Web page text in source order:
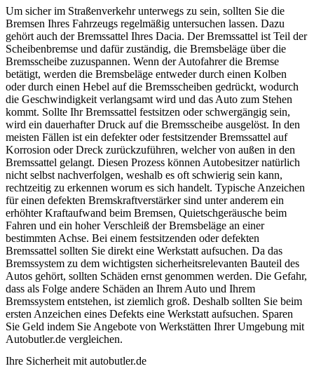
Um sicher im Straßenverkehr unterwegs zu sein, sollten Sie die
Bremsen Ihres Fahrzeugs regelmäßig untersuchen lassen. Dazu
gehört auch der Bremssattel Ihres Dacia. Der Bremssattel ist Teil der
Scheibenbremse und dafür zuständig, die Bremsbeläge über die
Bremsscheibe zuzuspannen. Wenn der Autofahrer die Bremse
betätigt, werden die Bremsbeläge entweder durch einen Kolben
oder durch einen Hebel auf die Bremsscheiben gedrückt, wodurch
die Geschwindigkeit verlangsamt wird und das Auto zum Stehen
kommt. Sollte Ihr Bremssattel festsitzen oder schwergängig sein,
wird ein dauerhafter Druck auf die Bremsscheibe ausgelöst. In den
meisten Fällen ist ein defekter oder festsitzender Bremssattel auf
Korrosion oder Dreck zurückzuführen, welcher von außen in den
Bremssattel gelangt. Diesen Prozess können Autobesitzer natürlich
nicht selbst nachverfolgen, weshalb es oft schwierig sein kann,
rechtzeitig zu erkennen worum es sich handelt. Typische Anzeichen
für einen defekten Bremskraftverstärker sind unter anderem ein
erhöhter Kraftaufwand beim Bremsen, Quietschgeräusche beim
Fahren und ein hoher Verschleiß der Bremsbeläge an einer
bestimmten Achse. Bei einem festsitzenden oder defekten
Bremssattel sollten Sie direkt eine Werkstatt aufsuchen. Da das
Bremssystem zu dem wichtigsten sicherheitsrelevanten Bauteil des
Autos gehört, sollten Schäden ernst genommen werden. Die Gefahr,
dass als Folge andere Schäden an Ihrem Auto und Ihrem
Bremssystem entstehen, ist ziemlich groß. Deshalb sollten Sie beim
ersten Anzeichen eines Defekts eine Werkstatt aufsuchen. Sparen
Sie Geld indem Sie Angebote von Werkstätten Ihrer Umgebung mit
Autobutler.de vergleichen.
Ihre Sicherheit mit autobutler.de